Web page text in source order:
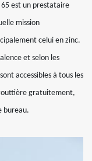
65 est un prestataire
mission
celui en zinc.
et selon les
accessibles à tous les
gratuitement,
bureau.